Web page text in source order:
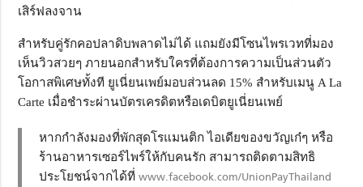
เสิร์ฟลงจาน
สำหรับคู่รักคอปลาดิบพลาดไม่ได้ แถมยังมีโซนไพรเวทที่มอง
เห็นวิวสวยๆ ภายนอกสำหรับใครที่ต้องการความเป็นส่วนตัว
โอกาสพิเศษทั้งที ยูเนี่ยนเพย์มอบส่วนลด 15% สำหรับเมนู A La
Carte เมื่อชำระผ่านบัตรเครดิตหรือเดบิตยูเนี่ยนเพย์
หากกำลังมองที่พักสุดโรแมนติก ไอเดียของขวัญเก๋ๆ หรือ
ร้านอาหารเซอร์ไพร์ให้กับคนรัก สามารถติดตามสิทธิ
ประโยชน์จากได้ที่www.facebook.com/UnionPayThailand